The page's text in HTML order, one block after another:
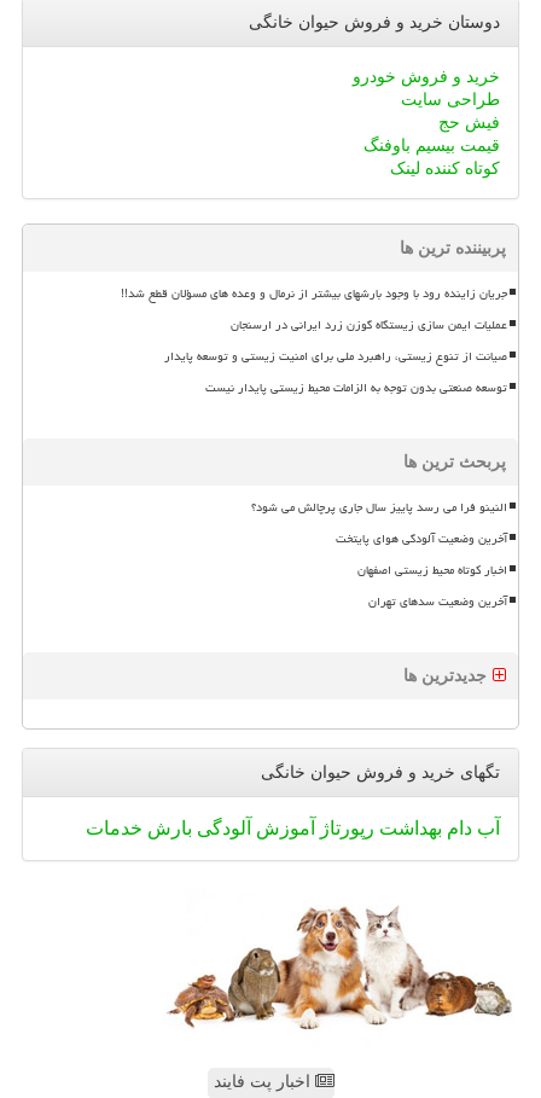
دوستان خرید و فروش حیوان خانگی
خرید و فروش خودرو
طراحی سایت
فیش حج
قیمت بیسیم باوفنگ
کوتاه کننده لینک
پربیننده ترین ها
جریان زاینده رود با وجود بارشهای بیشتر از نرمال و وعده های مسؤلان قطع شد!!
عملیات ایمن سازی زیستگاه گوزن زرد ایرانی در ارسنجان
صیانت از تنوع زیستی، راهبرد ملی برای امنیت زیستی و توسعه پایدار
توسعه صنعتی بدون توجه به الزامات محیط زیستی پایدار نیست
پربحث ترین ها
النینو فرا می رسد پاییز سال جاری پرچالش می شود؟
آخرین وضعیت آلودگی هوای پایتخت
اخبار کوتاه محیط زیستی اصفهان
آخرین وضعیت سدهای تهران
جدیدترین ها
تگهای خرید و فروش حیوان خانگی
آب دام بهداشت رپورتاژ آموزش آلودگی بارش خدمات
اخبار پت فایند